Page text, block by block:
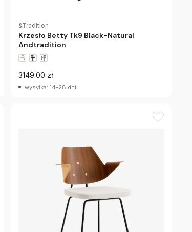
&Tradition
Krzesło Betty Tk9 Black-Natural
Andtradition
3149.00 zł
wysyłka: 14-28 dni